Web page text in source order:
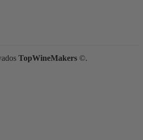
TopWineMakers ©.